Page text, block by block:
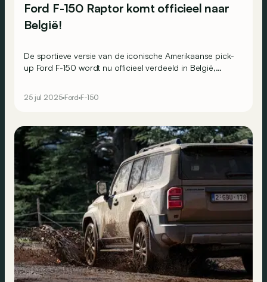
Ford F-150 Raptor komt officieel naar
België!
De sportieve versie van de iconische Amerikaanse pick-
up Ford F-150 wordt nu officieel verdeeld in België,
EcoBoost V6 met 456 pk en 5.0 Coyote V8 met 406
25 jul 2025 Ford F-150